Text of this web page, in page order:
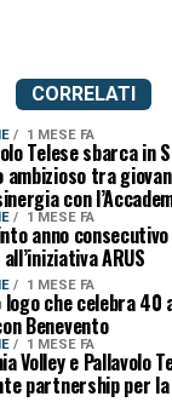
CORRELATI
1 MESE FA
Telese sbarca in
tra
con
1 MESE FA
anno consecutivo
ARUS
1 MESE FA
logo che celebra
Benevento
1 MESE FA
Volley e Pallavolo
partnership per la